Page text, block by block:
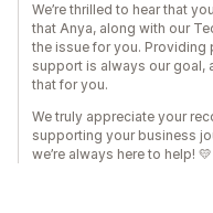
We’re thrilled to hear that
that Anya, along with our
the issue for you.
support is always our goal,
that for you.
We truly appreciate your
supporting your business
we’re always here to help! 💛